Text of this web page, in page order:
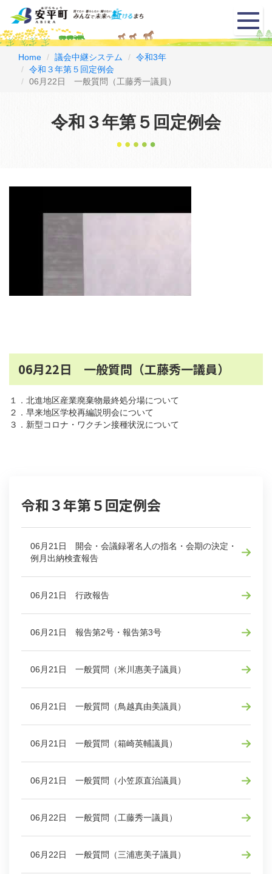
メ
ニ
ュ
Home 議会中継システム
令和3年
令和３年第５回定例会
06月22日 一般質問（工藤秀一議員）
令和３年第５回定例会
06月22日 一般質問（工藤秀一議員）
１．北進地区産業廃棄物最終処分場について
２．早来地区学校再編説明会について
３．新型コロナ・ワクチン接種状況について
令和３年第５回定例会
06月21日 開会・会議録署名人の指名・会期の決定・
例月出納検査報告
06月21日 行政報告
06月21日 報告第2号・報告第3号
06月21日 一般質問（米川惠美子議員）
06月21日 一般質問（鳥越真由美議員）
06月21日 一般質問（箱崎英輔議員）
06月21日 一般質問（小笠原直治議員）
06月22日 一般質問（工藤秀一議員）
06月22日 一般質問（三浦恵美子議員）